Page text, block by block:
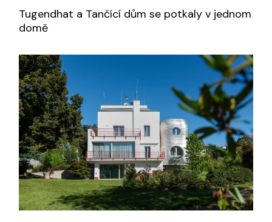
Tugendhat a Tančící dům se potkaly v jednom
domě